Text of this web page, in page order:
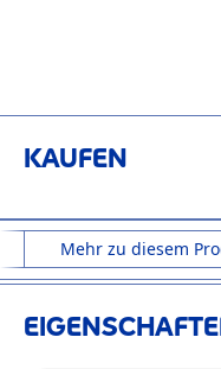
15
KAUFEN
Mehr zu diesem